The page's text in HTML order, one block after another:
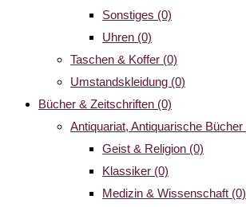
Sonstiges (0)
Uhren (0)
Taschen & Koffer (0)
Umstandskleidung (0)
Bücher & Zeitschriften (0)
Antiquariat, Antiquarische Bücher
Geist & Religion (0)
Klassiker (0)
Medizin & Wissenschaft (0)